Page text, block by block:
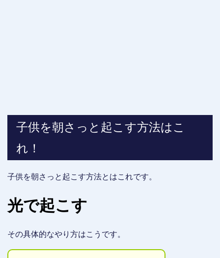
子供を朝さっと起こす方法はこ
れ！
子供を朝さっと起こす方法とはこれです。
光で起こす
その具体的なやり方はこうです。